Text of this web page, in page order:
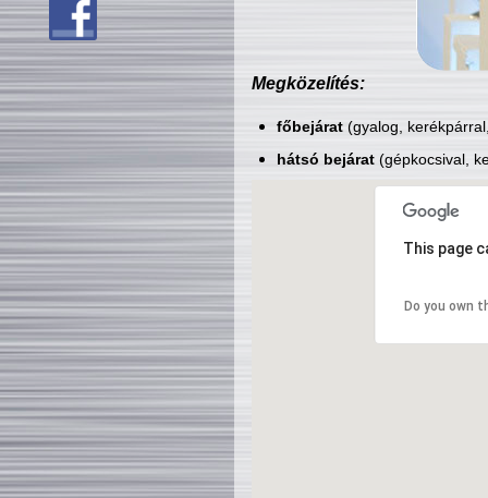
Megközelítés:
főbejárat(gyalog,
hátsó bejárat(gépkocsival,
This page
Do you own